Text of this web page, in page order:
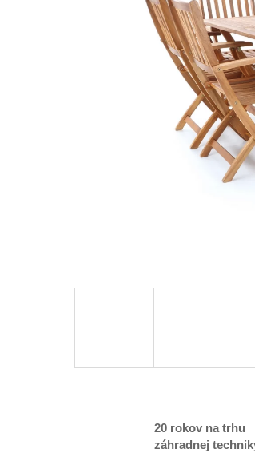
20 rokov na trhu
záhradnej